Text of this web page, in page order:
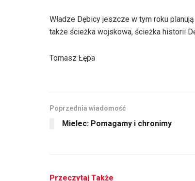
Władze Dębicy jeszcze w tym roku
także ścieżka wojskowa, ścieżka historii
Tomasz Łępa
Poprzednia wiadomość
Mielec: Pomagamy i chronimy
Przeczytaj Także